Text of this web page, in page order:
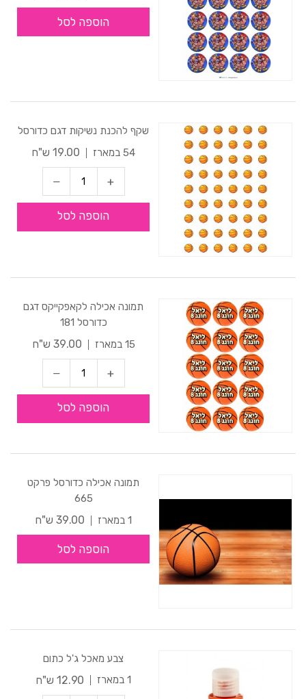
הוספה לסל
שקף להכנת נשיקות דגם כדורסל
54 במארז
19.00 ש"ח
הוספה לסל
תמונה אכילה לקאפקייקס דגם
כדורסל 181
15 במארז
39.00 ש"ח
הוספה לסל
תמונה אכילה כדורסל פרקט
665
1 במארז
39.00 ש"ח
הוספה לסל
צבע מאכל ג'ל כתום
1 במארז
12.90 ש"ח